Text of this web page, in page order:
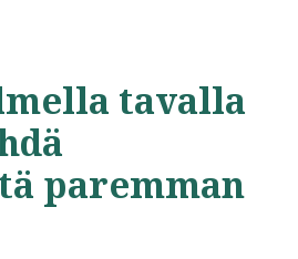
tavalla
paremman